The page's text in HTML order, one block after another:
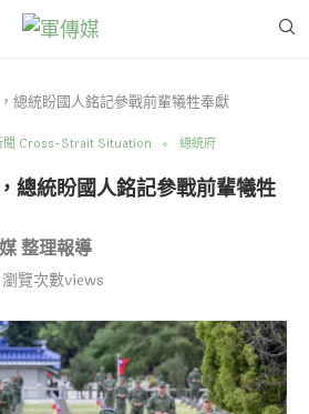
總統盼國人銘記參戰前輩犧牲奉獻
聞 Cross-Strait Situation 總統府
總統盼國人銘記參戰前輩犧牲
整理報導
瀏覽次數views